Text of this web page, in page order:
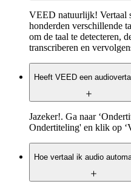
VEED natuurlijk! Vertaal
honderden verschillende
om de taal te detecteren,
transcriberen en
Heeft VEED een
Jazeker!. Ga naar
Ondertiteling' en klik op
Hoe vertaal ik audio